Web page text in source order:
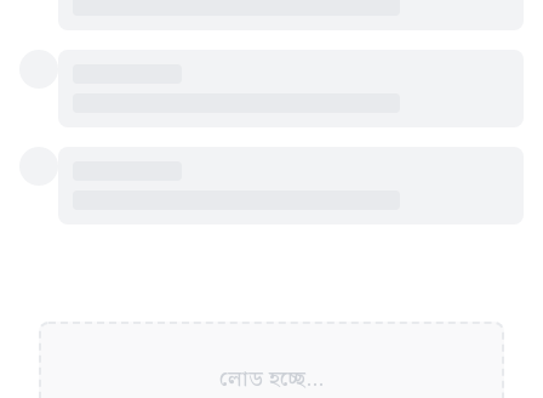
লোড হচ্ছে...